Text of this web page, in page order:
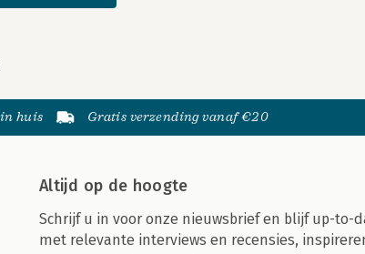
huis Gratis verzending vanaf €20
Altijd op de hoogte
Schrijf u in voor onze nieuwsbrief en blijf up-to-
met relevante interviews en recensies,